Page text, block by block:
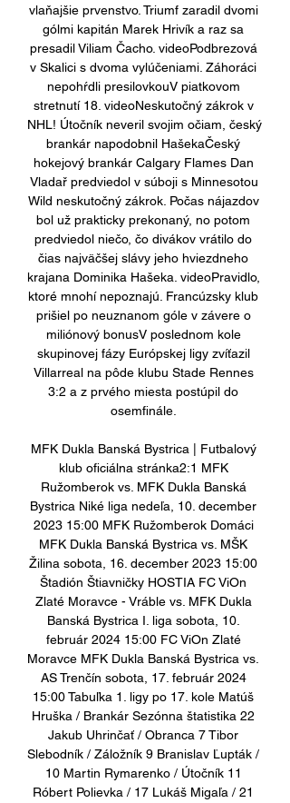
vlaňajšie prvenstvo. Triumf zaradil dvomi
gólmi kapitán Marek Hrivík a raz sa
presadil Viliam Čacho. videoPodbrezová
v Skalici s dvoma vylúčeniami. Záhoráci
nepohŕdli presilovkouV piatkovom
stretnutí 18. videoNeskutočný zákrok v
NHL! Útočník neveril svojim očiam, český
brankár napodobnil HašekaČeský
hokejový brankár Calgary Flames Dan
Vladař predviedol v súboji s Minnesotou
Wild neskutočný zákrok. Počas nájazdov
bol už prakticky prekonaný, no potom
predviedol niečo, čo divákov vrátilo do
čias najväčšej slávy jeho hviezdneho
krajana Dominika Hašeka. videoPravidlo,
ktoré mnohí nepoznajú. Francúzsky klub
prišiel po neuznanom góle v závere o
miliónový bonusV poslednom kole
skupinovej fázy Európskej ligy zvíťazil
Villarreal na pôde klubu Stade Rennes
3:2 a z prvého miesta postúpil do
osemfinále.
MFK Dukla Banská Bystrica | Futbalový
klub oficiálna stránka2:1 MFK
Ružomberok vs. MFK Dukla Banská
Bystrica Niké liga nedeľa, 10. december
2023 15:00 MFK Ružomberok Domáci
MFK Dukla Banská Bystrica vs. MŠK
Žilina sobota, 16. december 2023 15:00
Štadión Štiavničky HOSTIA FC ViOn
Zlaté Moravce - Vráble vs. MFK Dukla
Banská Bystrica I. liga sobota, 10.
február 2024 15:00 FC ViOn Zlaté
Moravce MFK Dukla Banská Bystrica vs.
AS Trenčín sobota, 17. február 2024
15:00 Tabuľka 1. ligy po 17. kole Matúš
Hruška / Brankár Sezónna štatistika 22
Jakub Uhrinčať / Obranca 7 Tibor
Slebodník / Záložník 9 Branislav Ľupták /
10 Martin Rymarenko / Útočník 11
Róbert Polievka / 17 Lukáš Migaľa / 21